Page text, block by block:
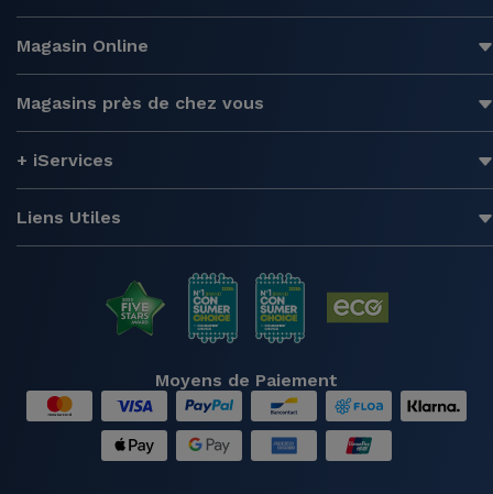
Magasin Online
Magasins près de chez vous
+ iServices
Liens Utiles
Moyens de Paiement